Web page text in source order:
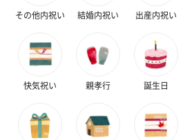
その他内祝い 結婚内祝い 出産内祝い
快気祝い 親孝行 誕生日